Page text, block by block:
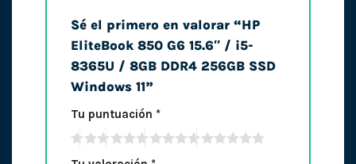
Sé el primero en valorar “HP
EliteBook 850 G6 15.6″ / i5-
8365U / 8GB DDR4 256GB SSD
Windows 11”
Tu puntuación *